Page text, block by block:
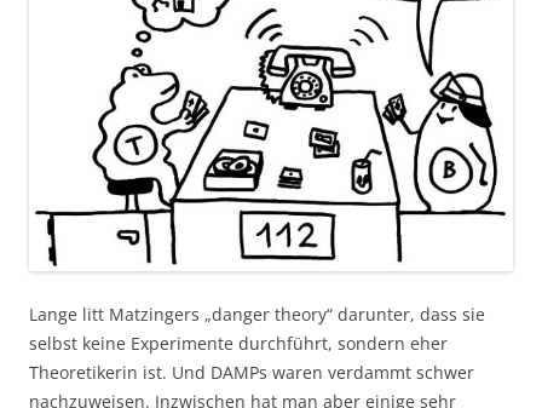
Lange litt Matzingers „danger theory“ darunter, dass sie
selbst keine Experimente durchführt, sondern eher
Theoretikerin ist. Und DAMPs waren verdammt schwer
nachzuweisen. Inzwischen hat man aber einige sehr